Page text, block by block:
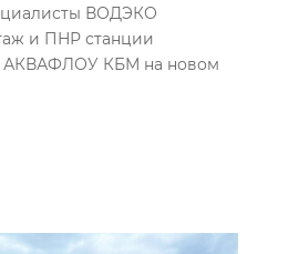
ВОДЭКО
и ПНР станции
АКВАФЛОУ КБМ на новом